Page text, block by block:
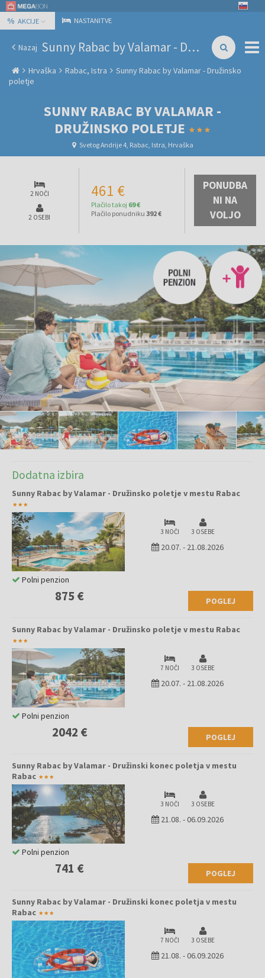
% AKCIJE NASTANITVE
Nazaj Sunny Rabac by Valamar - Družinsko poletje
Hrvaška Rabac, Istra
Sunny Rabac by Valamar - Družinsko
poletje
SUNNY RABAC BY VALAMAR -
DRUŽINSKO POLETJE
Svetog Andrije 4, Rabac, Istra, Hrvaška
2 NOČI
2 OSEBI
461 €
Plačilo takoj 69 €
Plačilo ponudniku 392 €
PONUDBA
NI NA
VOLJO
Dodatna izbira
Sunny Rabac by Valamar - Družinsko poletje v mestu Rabac
3 NOČI 3 OSEBE
20.07. - 21.08.2026
875 € POGLEJ
Polni penzion
Sunny Rabac by Valamar - Družinsko poletje v mestu Rabac
7 NOČI 3 OSEBE
20.07. - 21.08.2026
2042 € POGLEJ
Polni penzion
Sunny Rabac by Valamar - Družinski konec poletja v mestu
Rabac
3 NOČI 3 OSEBE
21.08. -06.09.2026
741 € POGLEJ
Polni penzion
Sunny Rabac by Valamar - Družinski konec poletja v mestu
Rabac
7 NOČI 3 OSEBE
21.08. -06.09.2026